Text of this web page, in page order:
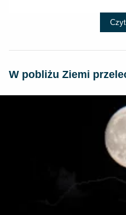
W pobliżu Ziemi